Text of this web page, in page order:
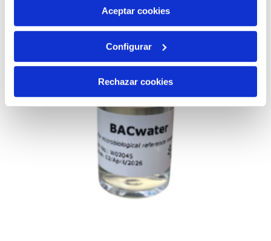
más información en nuestraPolítica de Cookies
Aceptar cookies
Configurar
Rechazar cookies